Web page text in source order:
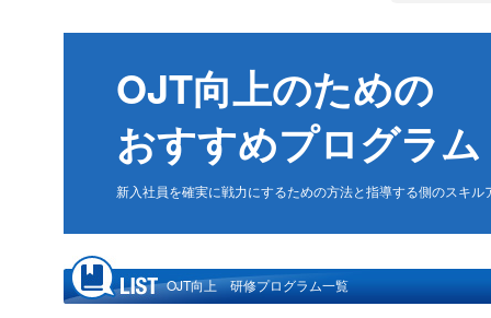
OJT向上のための
おすすめプログラム
新入社員を確実に戦力にするための方法と指導する側のスキ
OJT向上 研修プログラム一覧